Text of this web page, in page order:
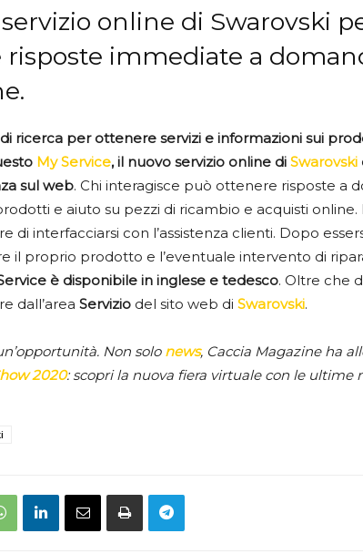
online di Swarovski
immediate a
ricerca per ottenere servizi e informazioni sui
My Service, il nuovo servizio online di Swarovski
sul web. Chi interagisce può ottenere risposte a
e aiuto su pezzi di ricambio e acquisti
di interfacciarsi con l’assistenza clienti. Dopo
il proprio prodotto e l’eventuale intervento di
è disponibile in inglese e tedesco. Oltre che
dall’area Servizio del sito web di Swarovski.
Non solo news, Caccia Magazine ha
2020: scopri la nuova fiera virtuale con le ultime